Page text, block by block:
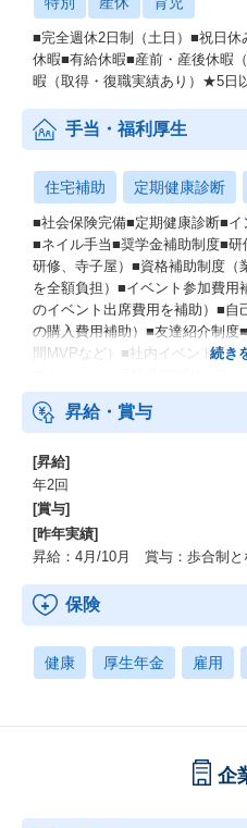
■完全週休2日制（土日）■祝日
休暇■有給休暇■産前・産後休暇
暇（取得・復職実績あり）★5日
手当・福利厚生
住宅補助 定期健康診断
■社会保険完備■定期健康診断■
■ネイル手当■奨学金補助制度■
研修、寺子屋）■資格補助制度（
を全額負担）■イベント参加費用
のイベント出席費用を補助）■自
の購入費用補助）■友達紹介制度
間MVPなど）■社内イベント■エ
介手数料割引制度
昇給・賞与
[昇給]
年2回
[賞与]
[昨年実績]
昇給：4月/10月 賞与：歩合制と
保険
健康 厚生年金 雇用
企